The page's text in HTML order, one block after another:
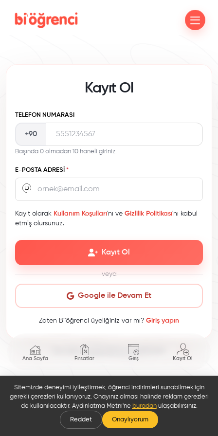
Ana Sayfa Fırsatlar Giriş Kayıt Ol
Kayıt Ol
TELEFON NUMARASI
+90
Başında 0 olmadan 10 haneli giriniz.
E-POSTA ADRESI *
Kayıt olarak Kullanım Koşulları'nı ve Gizlilik Politikası'nı kabul
etmiş olursunuz.
Kayıt Ol
veya
Google ile Devam Et
Zaten Bi'öğrenci üyeliğiniz var mı? Giriş yapın
This site is protected by reCAPTCHA.
Sitemizde deneyimi iyileştirmek, öğrenci indirimleri sunabilmek için
gerekli çerezleri kullanıyoruz. Onayınız olması halinde reklam çerezleri
de kullanılacaktır. Aydınlatma Metni'ne buradanulaşabilirsiniz.
Reddet Onaylıyorum